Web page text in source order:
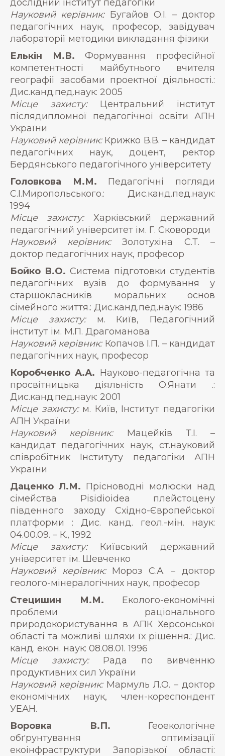
дослідний інститут педагогіки
Науковий керівник:Бугайов О.І. – доктор
педагогічних наук, професор, завідувач
лабораторії методики викладання фізики
Елькін М.В.Формування професійної
компетентності майбутнього вчителя
географії засобами проектної діяльності.:
Дис.канд.пед.наук: 2005
Місце захисту: Центральний інститут
післядипломної педагогічної освіти АПН
України
Науковий керівник:Крижко В.В. – кандидат
педагогічних наук, доцент, ректор
Бердянського педагогічного університету
Головкова М.М. Педагогічні погляди
С.І.Миропольського.: Дис.канд.пед.наук:
1994
Місце захисту: Харківський державний
педагогічний університет ім. Г. Сковороди
Науковий керівник:Золотухіна С.Т. –
доктор педагогічних наук, професор
Бойко В.О. Система підготовки студентів
педагогічних вузів до формування у
старшокласників моральних основ
сімейного життя.: Дис.канд.пед.наук: 1986
Місце захисту: м. Київ, Педагогічний
інститут ім. М.П. Драгоманова
Науковий керівник:Копачов І.П. – кандидат
педагогічних наук, професор
Коробченко А.А. Науково-педагогічна та
просвітницька діяльність О.Янати .:
Дис.канд.пед.наук: 2001
Місце захисту: м. Київ, Інститут педагогіки
АПН України
Науковий керівник:Мацейків Т.І. –
кандидат педагогічних наук, ст.науковий
співробітник Інституту педагогіки АПН
України
Даценко Л.М. Прісноводні молюски над
сімейства Pisidioidea плейстоцену
південного заходу Східно-Європейської
платформи : Дис. канд. геол.-мін. наук:
04.00.09. – К., 1992
Місце захисту:Київський державний
університет ім. Шевченко
Науковий керівник:Мороз С.А. – доктор
геолого-мінералогічних наук, професор
Стецишин М.М. Еколого-економічні
проблеми раціонального
природокористування в АПК Херсонської
області та можливі шляхи їх рішення.: Дис.
канд. екон. наук: 08.08.01. 1996
Місце захисту:Рада по вивченню
продуктивних сил України
Науковий керівник:Мармуль Л.О. – доктор
економічних наук, член-кореспондент
УЕАН.
Воровка В.П. Геоекологічне
обґрунтування оптимізації
екоінфраструктури Запорізької області: